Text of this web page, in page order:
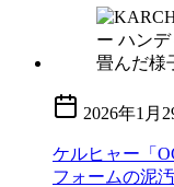
2026年1月
ケルヒャー「
フォームの泥